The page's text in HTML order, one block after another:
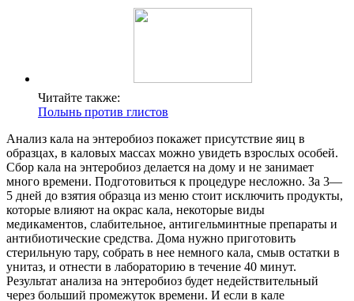
Читайте также:
Полынь против глистов
Анализ кала на энтеробиоз покажет присутствие яиц в
образцах, в каловых массах можно увидеть взрослых особей.
Сбор кала на энтеробиоз делается на дому и не занимает
много времени. Подготовиться к процедуре несложно. За 3—
5 дней до взятия образца из меню стоит исключить продукты,
которые влияют на окрас кала, некоторые виды
медикаментов, слабительное, антигельминтные препараты и
антибиотические средства. Дома нужно приготовить
стерильную тару, собрать в нее немного кала, смыв остатки в
унитаз, и отнести в лабораторию в течение 40 минут.
Результат анализа на энтеробиоз будет недействительный
через больший промежуток времени. И если в кале